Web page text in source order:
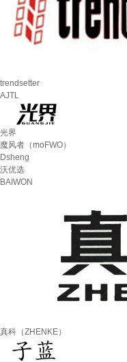
trendsetter
AJTL
光界
魔风者（moFWO）
Dsheng
沃优选
BAIWON
真科（ZHENKE）